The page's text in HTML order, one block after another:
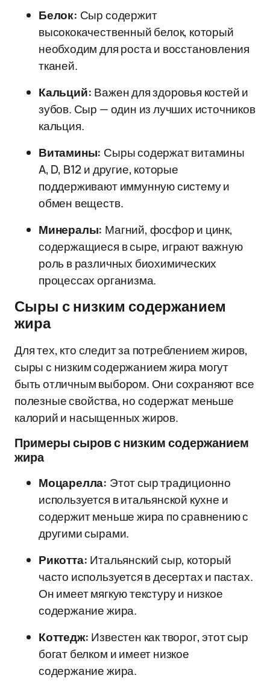
Белок: Сыр содержит
высококачественный белок, который
необходим для роста и восстановления
тканей.
Кальций: Важен для здоровья костей и
зубов. Сыр — один из лучших источников
кальция.
Витамины: Сыры содержат витамины
A, D, B12 и другие, которые
поддерживают иммунную систему и
обмен веществ.
Минералы: Магний, фосфор и цинк,
содержащиеся в сыре, играют важную
роль в различных биохимических
процессах организма.
Сыры с низким содержанием
жира
Для тех, кто следит за потреблением жиров,
сыры с низким содержанием жира могут
быть отличным выбором. Они сохраняют все
полезные свойства, но содержат меньше
калорий и насыщенных жиров.
Примеры сыров с низким содержанием
жира
Моцарелла: Этот сыр традиционно
используется в итальянской кухне и
содержит меньше жира по сравнению с
другими сырами.
Рикотта: Итальянский сыр, который
часто используется в десертах и пастах.
Он имеет мягкую текстуру и низкое
содержание жира.
Коттедж: Известен как творог, этот сыр
богат белком и имеет низкое
содержание жира.